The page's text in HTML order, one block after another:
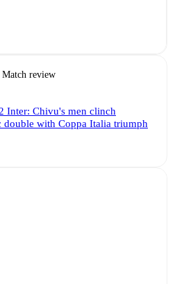
Match review
Inter: Chivu's men clinch
double with Coppa Italia triumph